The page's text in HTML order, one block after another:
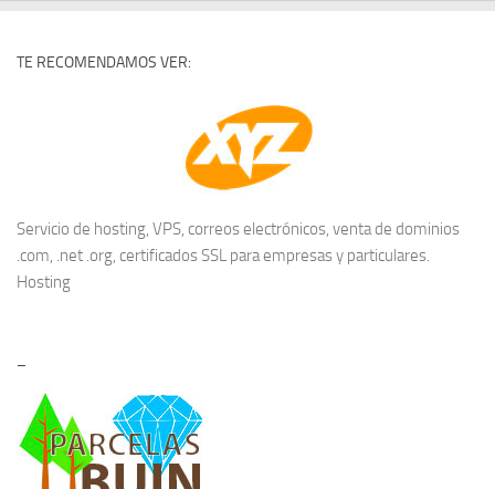
TE RECOMENDAMOS VER:
Servicio de hosting, VPS, correos electrónicos, venta de dominios
.com, .net .org, certificados SSL para empresas y particulares.
Hosting
–